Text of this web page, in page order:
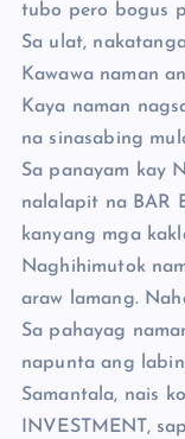
tubo pero bogus
Sa ulat,
Kawawa naman
Kaya naman
na sinasabing
Sa panayam kay
nalalapit na BAR
kanyang mga
Naghihimutok
araw lamang.
Sa pahayag
napunta ang
Samantala, nais
INVESTMENT,